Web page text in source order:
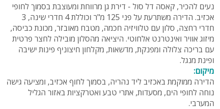
נעים להכיר, קאסה דל סול - דירת גן מרווחת ומעוצבת בסמוך לחופי
אכזיב. הדירה משתרעת על פני 125 מ"ר וכוללת 4 חדרי שינה, 3
חדרי רחצה, סלון עם טלוויזיה חכמה, מטבח מאובזר, מכונת כביסה,
מיזוג אוויר ואינטרנט אלחוטי. היציאה מהסלון מובילה לחצר פרטית
עם בריכה צלולה ומפנקת, מדשאות, מקלחון חיצוניף פינות ישיבה
ופינת מנגל.
מיקום:
הדירה ממוקמת באכזיב ליד נהריה, בסמוך לחוף אכזיב, ומציעה גישה
נוחה לחופי הים, מסעדות, אתרי טבע ואטרקציות באזור הגליל
המערבי.